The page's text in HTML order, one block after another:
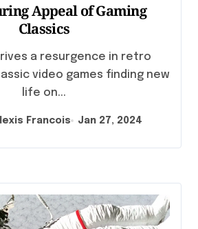
Appeal of Gaming
Classics
video games finding new
life on...
Francois Jan 27, 2024